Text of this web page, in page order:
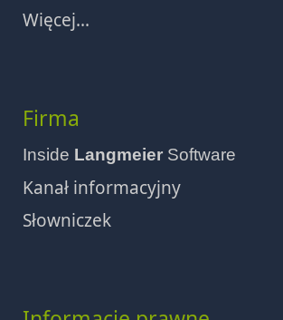
Więcej...
Firma
Inside Langmeier Software
Kanał informacyjny
Słowniczek